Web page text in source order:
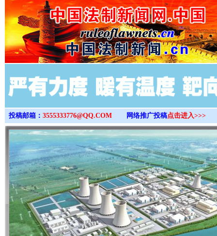
>
投稿邮箱： 3555333776@QQ.COM 网络推广投稿点击进入>>>